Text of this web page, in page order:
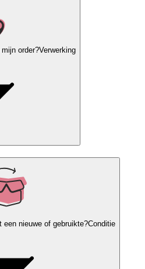
order?Verwerking
een nieuwe of gebruikte?Conditie